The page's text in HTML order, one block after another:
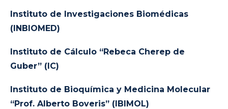
Instituto de Investigaciones Biomédicas
(INBIOMED)
Instituto de Cálculo “Rebeca Cherep de
Guber” (IC)
Instituto de Bioquímica y Medicina Molecular
“Prof. Alberto Boveris” (IBIMOL)